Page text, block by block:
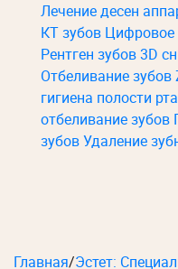
Лечение десен
КТ зубов Цифровое
Рентген зубов3D
Отбеливание зубов
гигиена полости рта
отбеливание зубов
зубовУдаление
Главная/Эстет: